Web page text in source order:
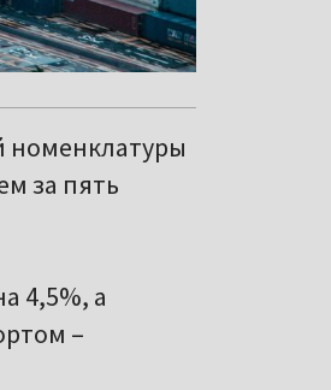
номенклатуры
за пять
4,5%, а
–